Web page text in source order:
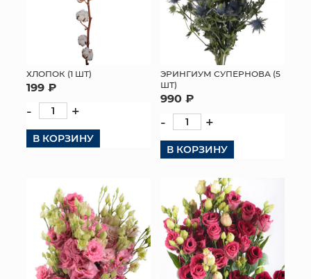
ХЛОПОК (1 ШТ)
199 ₽
- +
В КОРЗИНУ
ЭРИНГИУМ СУПЕРНОВА (5
ШТ)
990 ₽
- +
В КОРЗИНУ